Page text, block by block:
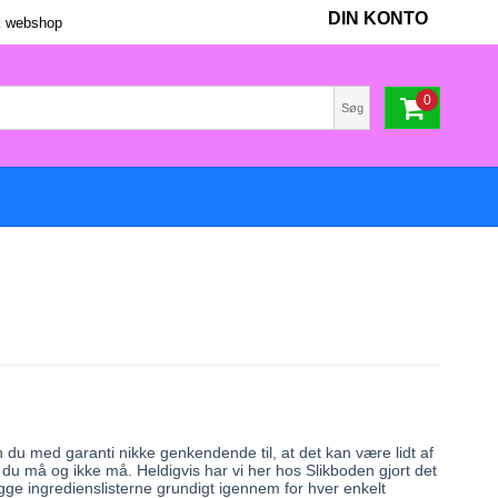
webshop DIN KONTO
0
Søg
med garanti nikke genkendende til, at det kan være lidt af
må og ikke må. Heldigvis har vi her hos Slikboden gjort det
ingredienslisterne grundigt igennem for hver enkelt